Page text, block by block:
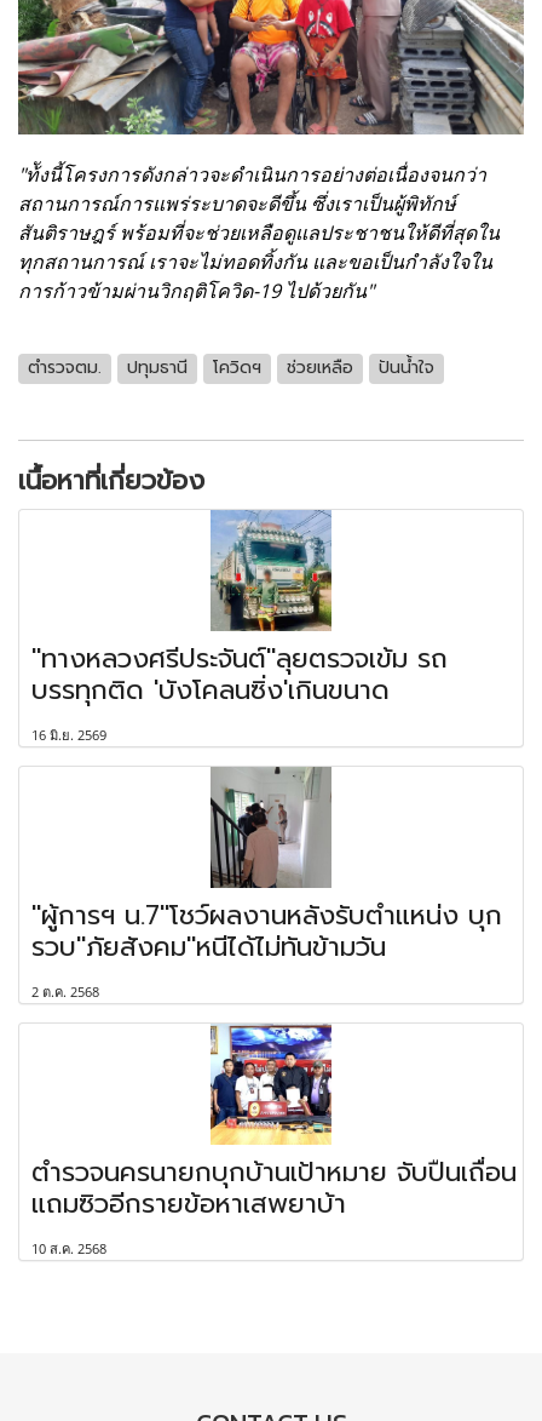
"ท้ังนี้โครงการดังกล่าวจะดำเนินการอย่างต่อเนื่องจนกว่า
สถานการณ์การแพร่ระบาดจะดีขึ้น ซึ่งเราเป็นผู้พิทักษ์
สันติราษฎร์ พร้อมที่จะช่วยเหลือดูแลประชาชนให้ดีที่สุดใน
ทุกสถานการณ์ เราจะไม่ทอดทิ้งกัน และขอเป็นกำลังใจใน
การก้าวข้ามผ่านวิกฤติโควิด-19 ไปด้วยกัน"
ตำรวจตม. ปทุมธานี โควิดฯ ช่วยเหลือ ปันน้ำใจ
เนื้อหาที่เกี่ยวข้อง
"ทางหลวงศรีประจันต์"ลุยตรวจเข้ม รถ
บรรทุกติด 'บังโคลนซิ่ง'เกินขนาด
16 มิ.ย. 2569
"ผู้การฯ น.7"โชว์ผลงานหลังรับตำแหน่ง บุก
รวบ"ภัยสังคม"หนีได้ไม่ทันข้ามวัน
2 ต.ค. 2568
ตำรวจนครนายกบุกบ้านเป้าหมาย จับปืนเถื่อน
แถมซิวอีกรายข้อหาเสพยาบ้า
10 ส.ค. 2568